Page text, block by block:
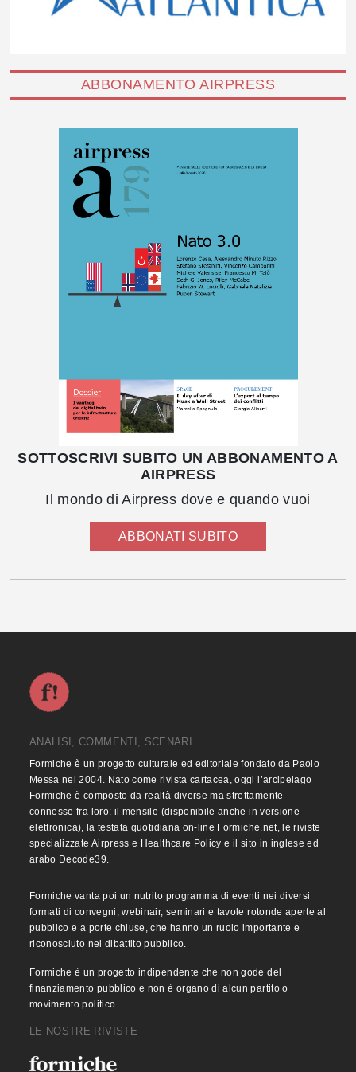
ABBONAMENTO AIRPRESS
SOTTOSCRIVI SUBITO UN ABBONAMENTO A
AIRPRESS
Il mondo di Airpress dove e quando vuoi
ABBONATI SUBITO
ANALISI, COMMENTI, SCENARI
Formiche è un progetto culturale ed editoriale fondato da Paolo
Messa nel 2004. Nato come rivista cartacea, oggi l’arcipelago
Formiche è composto da realtà diverse ma strettamente
connesse fra loro: il mensile (disponibile anche in versione
elettronica), la testata quotidiana on-line Formiche.net, le riviste
specializzate Airpress e Healthcare Policy e il sito in inglese ed
arabo Decode39.
Formiche vanta poi un nutrito programma di eventi nei diversi
formati di convegni, webinair, seminari e tavole rotonde aperte al
pubblico e a porte chiuse, che hanno un ruolo importante e
riconosciuto nel dibattito pubblico.
Formiche è un progetto indipendente che non gode del
finanziamento pubblico e non è organo di alcun partito o
movimento politico.
LE NOSTRE RIVISTE